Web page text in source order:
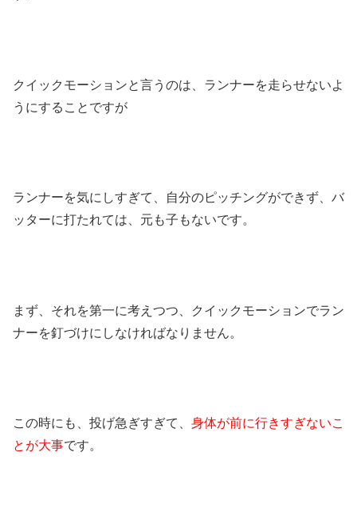
クイックモーションと言うのは、ランナーを走らせないよ
うにすることですが
ランナーを気にしすぎて、自分のピッチングができず、バ
ッターに打たれては、元も子もないです。
まず、それを第一に考えつつ、クイックモーションでラン
ナーを釘づけにしなければなりません。
この時にも、投げ急ぎすぎて、 身体が前に行きすぎないこ
とが大事です。